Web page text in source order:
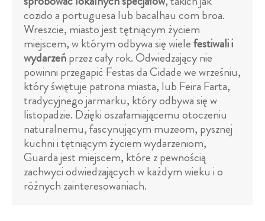
cozido a portuguesa lub bacalhau com broa.
Wreszcie, miasto jest tętniącym życiem
miejscem, w którym odbywa się wielefestiwali i
wydarzeńprzez cały rok. Odwiedzający nie
powinni przegapić Festas da Cidade we wrześniu,
który świętuje patrona miasta, lub Feira Farta,
tradycyjnego jarmarku, który odbywa się w
listopadzie. Dzięki oszałamiającemu otoczeniu
naturalnemu, fascynującym muzeom, pysznej
kuchni i tętniącym życiem wydarzeniom,
Guarda jest miejscem, które z pewnością
zachwyci odwiedzających w każdym wieku i o
różnych zainteresowaniach.